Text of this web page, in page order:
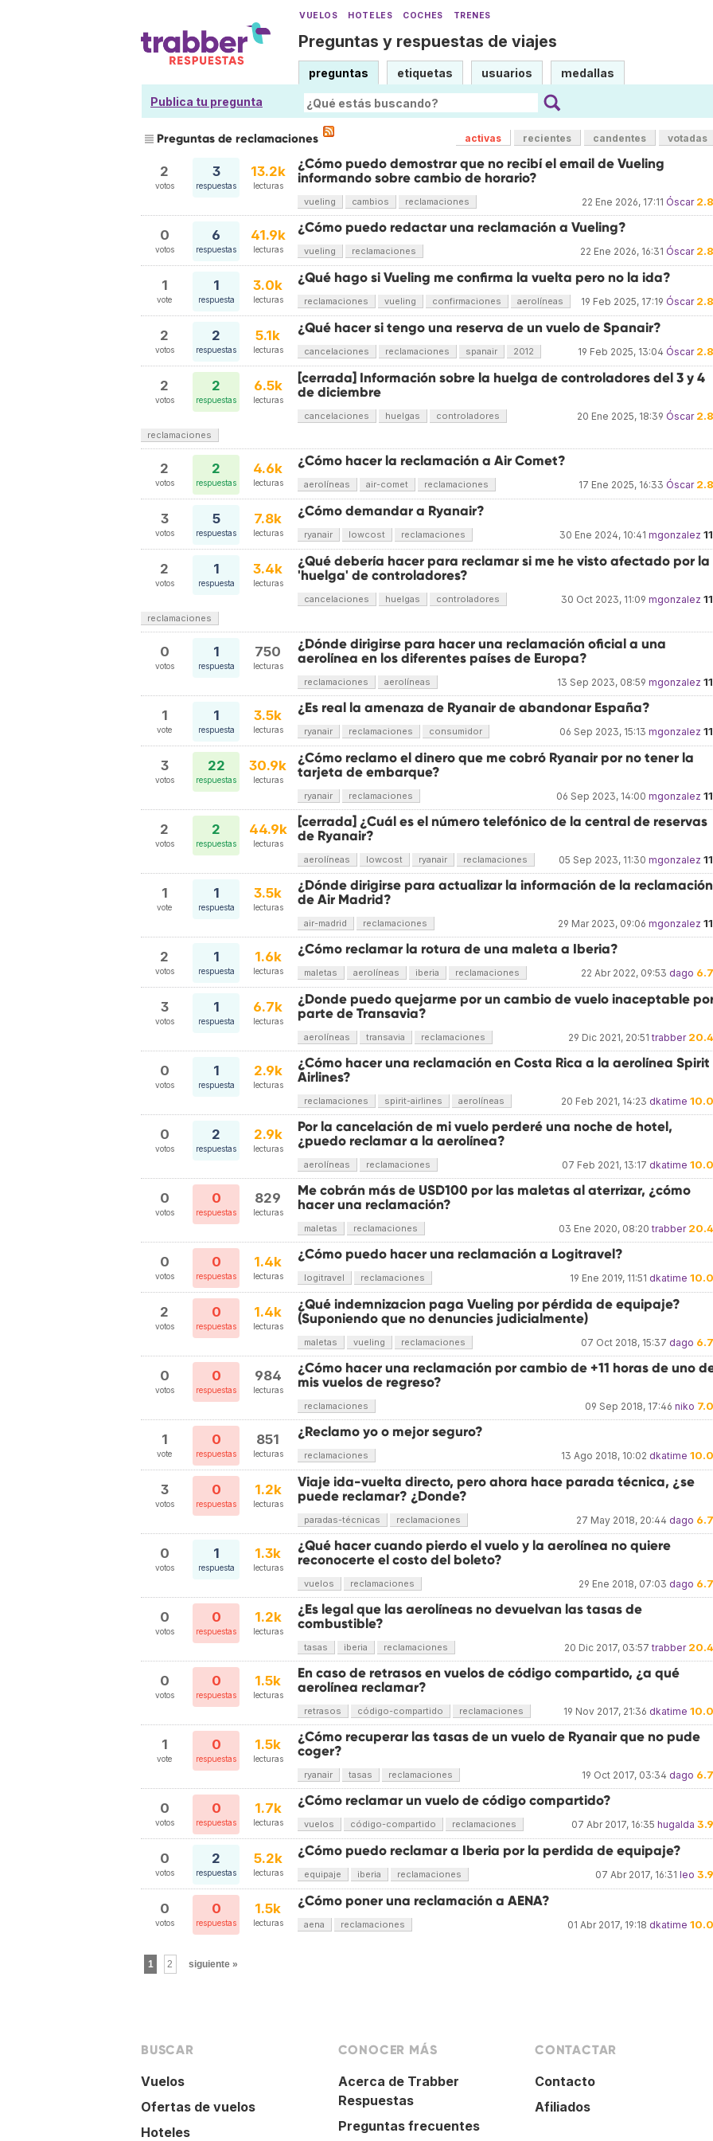
VUELOS HOTELES COCHES TRENES
Preguntas y respuestas de viajes
preguntas etiquetas usuarios medallas
Publica tu pregunta
Preguntas de reclamaciones activas recientes candentes votadas
2
votos
3
respuestas
13.2k
lecturas
¿Cómo puedo demostrar que no recibí el email de Vueling
informando sobre cambio de horario?
22 Ene 2026, 17:11 Óscar
vueling cambios reclamaciones
0
votos
6
respuestas
41.9k
lecturas
¿Cómo puedo redactar una reclamación a Vueling?
22 Ene 2026, 16:31 Óscar
vueling reclamaciones
1
vote
1
respuesta
3.0k
lecturas
¿Qué hago si Vueling me confirma la vuelta pero no la ida?
19 Feb 2025, 17:19 Óscar
reclamaciones vueling confirmaciones aerolíneas
2
votos
2
respuestas
5.1k
lecturas
¿Qué hacer si tengo una reserva de un vuelo de Spanair?
19 Feb 2025, 13:04 Óscar
cancelaciones reclamaciones spanair 2012
2
votos
2
respuestas
6.5k
lecturas
[cerrada] Información sobre la huelga de controladores del 3 y 4
de diciembre
20 Ene 2025, 18:39 Óscar
cancelaciones huelgas
controladores
reclamaciones
2
votos
2
respuestas
4.6k
lecturas
¿Cómo hacer la reclamación a Air Comet?
17 Ene 2025, 16:33 Óscar
aerolíneas air-comet reclamaciones
3
votos
5
respuestas
7.8k
lecturas
¿Cómo demandar a Ryanair?
30 Ene 2024, 10:41 mgonzalez
ryanair lowcost reclamaciones
2
votos
1
respuesta
3.4k
lecturas
¿Qué debería hacer para reclamar si me he visto afectado por la
'huelga' de controladores?
30 Oct 2023, 11:09 mgonzalez
cancelaciones huelgas
controladores
reclamaciones
0
votos
1
respuesta
750
lecturas
¿Dónde dirigirse para hacer una reclamación oficial a una
aerolínea en los diferentes países de Europa?
13 Sep 2023, 08:59 mgonzalez
reclamaciones aerolíneas
1
vote
1
respuesta
3.5k
lecturas
¿Es real la amenaza de Ryanair de abandonar España?
06 Sep 2023, 15:13 mgonzalez
ryanair reclamaciones consumidor
3
votos
22
respuestas
30.9k
lecturas
¿Cómo reclamo el dinero que me cobró Ryanair por no tener la
tarjeta de embarque?
06 Sep 2023, 14:00 mgonzalez
ryanair reclamaciones
2
votos
2
respuestas
44.9k
lecturas
[cerrada] ¿Cuál es el número telefónico de la central de reservas
de Ryanair?
05 Sep 2023, 11:30 mgonzalez
aerolíneas lowcost ryanair reclamaciones
1
vote
1
respuesta
3.5k
lecturas
¿Dónde dirigirse para actualizar la información de la reclamación
de Air Madrid?
29 Mar 2023, 09:06 mgonzalez
air-madrid reclamaciones
2
votos
1
respuesta
1.6k
lecturas
¿Cómo reclamar la rotura de una maleta a Iberia?
22 Abr 2022, 09:53 dago
maletas aerolíneas iberia reclamaciones
3
votos
1
respuesta
6.7k
lecturas
¿Donde puedo quejarme por un cambio de vuelo inaceptable
parte de Transavia?
29 Dic 2021, 20:51 trabber
aerolíneas transavia reclamaciones
0
votos
1
respuesta
2.9k
lecturas
¿Cómo hacer una reclamación en Costa Rica a la aerolínea Spirit
Airlines?
20 Feb 2021, 14:23 dkatime
reclamaciones spirit-airlines aerolíneas
0
votos
2
respuestas
2.9k
lecturas
Por la cancelación de mi vuelo perderé una noche de hotel,
¿puedo reclamar a la aerolínea?
07 Feb 2021, 13:17 dkatime
aerolíneas reclamaciones
0
votos
0
respuestas
829
lecturas
Me cobrán más de USD100 por las maletas al aterrizar, ¿cómo
hacer una reclamación?
03 Ene 2020, 08:20 trabber
maletas reclamaciones
0
votos
0
respuestas
1.4k
lecturas
¿Cómo puedo hacer una reclamación a Logitravel?
19 Ene 2019, 11:51 dkatime
logitravel reclamaciones
2
votos
0
respuestas
1.4k
lecturas
¿Qué indemnizacion paga Vueling por pérdida de equipaje?
(Suponiendo que no denuncies judicialmente)
07 Oct 2018, 15:37 dago
maletas vueling reclamaciones
0
votos
0
respuestas
984
lecturas
¿Cómo hacer una reclamación por cambio de +11 horas de uno
mis vuelos de regreso?
09 Sep 2018, 17:46 niko
reclamaciones
1
vote
0
respuestas
851
lecturas
¿Reclamo yo o mejor seguro?
13 Ago 2018, 10:02 dkatime
reclamaciones
3
votos
0
respuestas
1.2k
lecturas
Viaje ida-vuelta directo, pero ahora hace parada técnica, ¿se
puede reclamar? ¿Donde?
27 May 2018, 20:44 dago
paradas-técnicas reclamaciones
0
votos
1
respuesta
1.3k
lecturas
¿Qué hacer cuando pierdo el vuelo y la aerolínea no quiere
reconocerte el costo del boleto?
29 Ene 2018, 07:03 dago
vuelos reclamaciones
0
votos
0
respuestas
1.2k
lecturas
¿Es legal que las aerolíneas no devuelvan las tasas de
combustible?
20 Dic 2017, 03:57 trabber
tasas iberia reclamaciones
0
votos
0
respuestas
1.5k
lecturas
En caso de retrasos en vuelos de código compartido, ¿a qué
aerolínea reclamar?
19 Nov 2017, 21:36 dkatime
retrasos código-compartido reclamaciones
1
vote
0
respuestas
1.5k
lecturas
¿Cómo recuperar las tasas de un vuelo de Ryanair que no pude
coger?
19 Oct 2017, 03:34 dago
ryanair tasas reclamaciones
0
votos
0
respuestas
1.7k
lecturas
¿Cómo reclamar un vuelo de código compartido?
07 Abr 2017, 16:35 hugalda
vuelos código-compartido reclamaciones
0
votos
2
respuestas
5.2k
lecturas
¿Cómo puedo reclamar a Iberia por la perdida de equipaje?
07 Abr 2017, 16:31 leo
equipaje iberia reclamaciones
0
votos
0
respuestas
1.5k
lecturas
¿Cómo poner una reclamación a AENA?
01 Abr 2017, 19:18 dkatime
aena reclamaciones
1 2 siguiente »
BUSCAR
Vuelos
Ofertas de vuelos
Hoteles
CONOCER MÁS
Acerca de Trabber
Respuestas
Preguntas frecuentes
CONTACTAR
Contacto
Afiliados